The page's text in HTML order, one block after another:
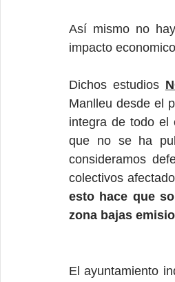
Así mismo no
impacto
Dichos estudios
Manlleu desde el
integra de todo el
que no se ha
consideramos
colectivos
esto hace que
zona bajas
El ayuntamiento